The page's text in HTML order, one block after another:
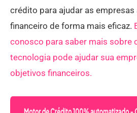
crédito para ajudar as
financeiro de forma mais eficaz.
conosco para saber mais sobre
tecnologia pode ajudar sua
objetivos financeiros.